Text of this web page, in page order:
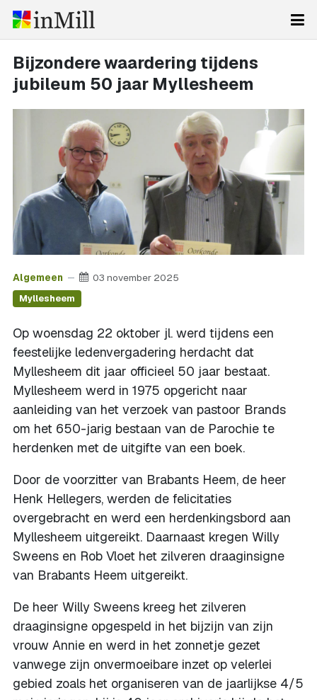
Bijzondere waardering tijdens
jubileum 50 jaar Myllesheem
Algemeen 03 november 2025
Myllesheem
Op woensdag 22 oktober jl. werd tijdens een
feestelijke ledenvergadering herdacht dat
Myllesheem dit jaar officieel 50 jaar bestaat.
Myllesheem werd in 1975 opgericht naar
aanleiding van het verzoek van pastoor Brands
om het 650-jarig bestaan van de Parochie te
herdenken met de uitgifte van een boek.
Door de voorzitter van Brabants Heem, de heer
Henk Hellegers, werden de felicitaties
overgebracht en werd een herdenkingsbord aan
Myllesheem uitgereikt. Daarnaast kregen Willy
Sweens en Rob Vloet het zilveren draaginsigne
van Brabants Heem uitgereikt.
De heer Willy Sweens kreeg het zilveren
draaginsigne opgespeld in het bijzijn van zijn
vrouw Annie en werd in het zonnetje gezet
vanwege zijn onvermoeibare inzet op velerlei
gebied zoals het organiseren van de jaarlijkse 4/5